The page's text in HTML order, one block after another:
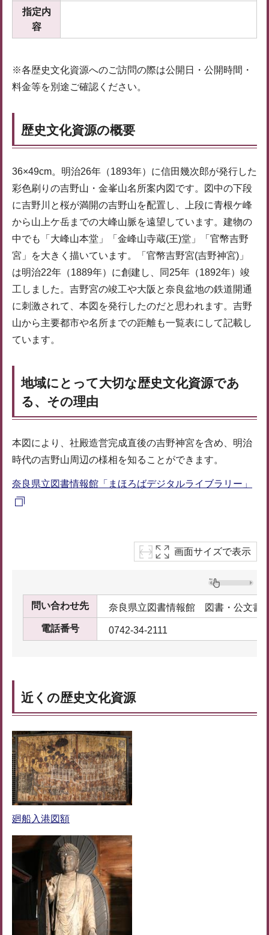
指定内
容
※各歴史文化資源へのご訪問の際は公開日・公開時間・
料金等を別途ご確認ください。
歴史文化資源の概要
36×49cm。明治26年（1893年）に信田幾次郎が発行した
彩色刷りの吉野山・金峯山名所案内図です。図中の下段
に吉野川と桜が満開の吉野山を配置し、上段に青根ケ峰
から山上ケ岳までの大峰山脈を遠望しています。建物の
中でも「大峰山本堂」「金峰山寺蔵(王)堂」「官幣吉野
宮」を大きく描いています。「官幣吉野宮(吉野神宮)」
は明治22年（1889年）に創建し、同25年（1892年）竣
工しました。吉野宮の竣工や大阪と奈良盆地の鉄道開通
に刺激されて、本図を発行したのだと思われます。吉野
山から主要都市や名所までの距離も一覧表にして記載し
ています。
地域にとって大切な歴史文化資源であ
る、その理由
本図により、社殿造営完成直後の吉野神宮を含め、明治
時代の吉野山周辺の様相を知ることができます。
奈良県立図書情報館「まほろばデジタルライブラリー」
画面サイズで表示
問い合わせ先 奈良県立図書情報館 図書・公文書
電話番号 0742-34-2111
近くの歴史文化資源
廻船入港図額